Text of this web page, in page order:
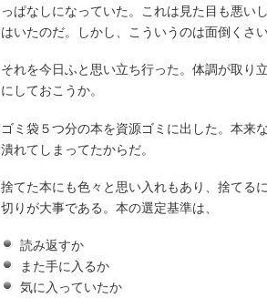
っぱなしになっていた。これは見た目も悪い
はいたのだ。しかし、こういうのは面倒くさ
それを今日ふと思い立ち行った。体調が取り
にしておこうか。
ゴミ袋５つ分の本を資源ゴミに出した。本来
潰れてしまってたからだ。
捨てた本にも色々と思い入れもあり、捨てる
切りが大事である。本の選定基準は、
読み返すか
また手に入るか
気に入っていたか